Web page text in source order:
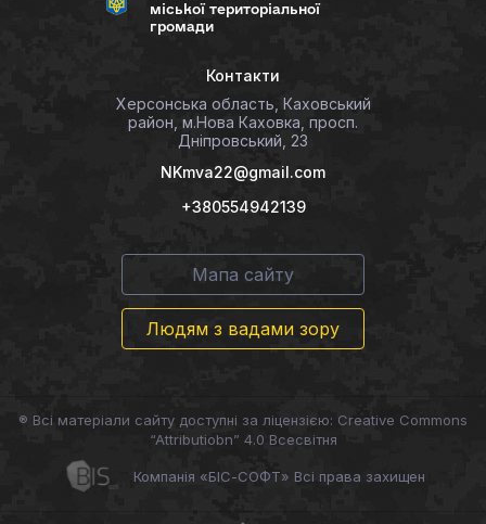
міської територіальної
громади
Контакти
Херсонська область, Каховський
район, м.Нова Каховка, просп.
Дніпровський, 23
NKmva22@gmail.com
+380554942139
Мапа сайту
Людям з вадами зору
® Всі матеріали сайту доступні за ліцензією: Creative Commons
“Attributiobn” 4.0 Всесвітня
Компанія «БІС-СОФТ» Всі права захищен